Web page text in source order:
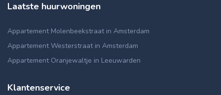
Laatste huurwoningen
Appartement Molenbeekstraat in Amsterdam
Appartement Westerstraat in Amsterdam
Appartement Oranjewaltje in Leeuwarden
Klantenservice